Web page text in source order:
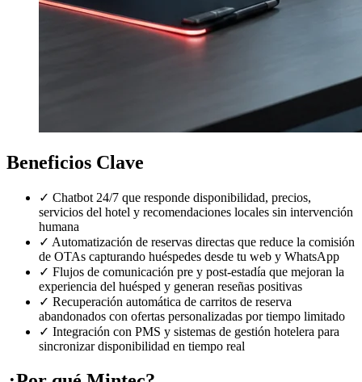
Beneficios Clave
✓ Chatbot 24/7 que responde disponibilidad, precios,
servicios del hotel y recomendaciones locales sin intervención
humana
✓ Automatización de reservas directas que reduce la comisión
de OTAs capturando huéspedes desde tu web y WhatsApp
✓ Flujos de comunicación pre y post-estadía que mejoran la
experiencia del huésped y generan reseñas positivas
✓ Recuperación automática de carritos de reserva
abandonados con ofertas personalizadas por tiempo limitado
✓ Integración con PMS y sistemas de gestión hotelera para
sincronizar disponibilidad en tiempo real